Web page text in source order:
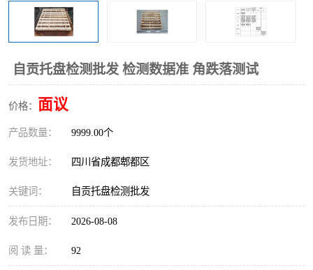
自贡托盘检测批发 检测数据准 角跌落测试
价格： 面议
产品数量： 9999.00个
发货地址： 四川省成都郫都区
关键词： 自贡托盘检测批发
发布日期： 2026-08-08
阅 读 量： 92